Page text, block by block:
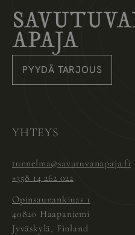
PYYDÄ TARJOUS
YHTEYS
tunnelma@savutuvanapaja.fi
+358 14 262 022
Opinsaunankiuas 1
40820 Haapaniemi
Jyväskylä, Finland